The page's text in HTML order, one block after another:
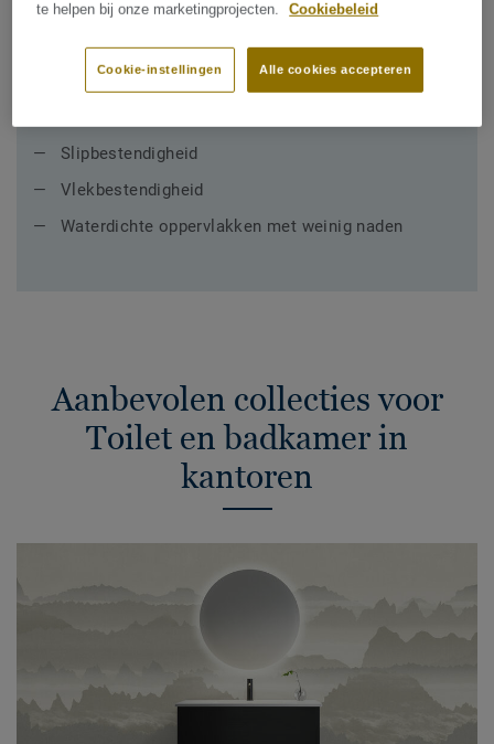
Als u een vloer selecteert voor toilet en badkamer in
kantoren, denk dan na over de volgende vereisten
Slipbestendigheid
Vlekbestendigheid
Waterdichte oppervlakken met weinig naden
Aanbevolen collecties voor
Toilet en badkamer in
kantoren
te helpen bij onze marketingprojecten.
Cookiebeleid
Alle cookies accepteren
Cookie-instellingen